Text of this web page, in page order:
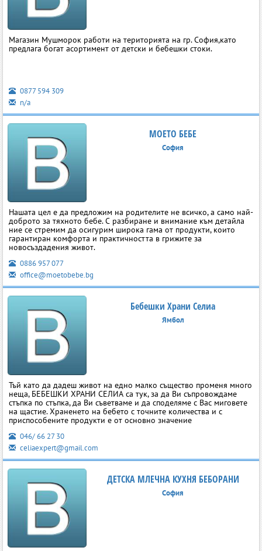
Магазин Мушморок работи на територията на гр. София,като
предлага богат асортимент от детски и бебешки стоки.
0877 594 309
n/a
МОЕТО БЕБЕ
София
Нашата цел е да предложим на родителите не всичко, а само най-
доброто за тяхното бебе. С разбиране и внимание към детайла
ние се стремим да осигурим широка гама от продукти, които
гарантиран комфорта и практичността в грижите за
новосъздадения живот.
0886 957 077
office@moetobebe.bg
Бебешки Храни Селиа
Ямбол
Тъй като да дадеш живот на едно малко същество променя много
неща, БЕБЕШКИ ХРАНИ СЕЛИА са тук, за да Ви съпровождаме
стъпка по стъпка, да Ви съветваме и да споделяме с Вас миговете
на щастие. Храненето на бебето с точните количества и с
приспособените продукти е от основно значение
046/ 66 27 30
celiaexpert@gmail.com
ДЕТСКА МЛЕЧНА КУХНЯ БЕБОРАНИ
София